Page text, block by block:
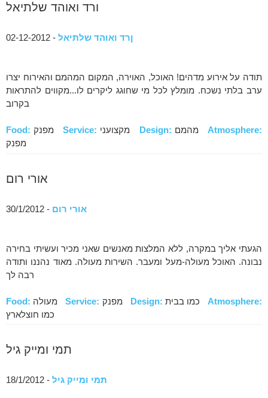
ורד ואוהד שלתיאל
ןרד ואוהד שלתיאל - 02-12-2012
תודה על אירוע מדהים! האוכל, האוירה, המקום המהמם והאירוח יצרו
ערב בלתי נשכח. מומלץ לכל מי שחוגג ליקרים לו...מקווים להתראות
בקרוב
Food: מפנקService: Design: מהמםAtmosphere:
מפנק
אורי רום
אורי רום - 30/1/2012
הגעתי אליך במקרה, ללא המלצות מאנשים שאני מכיר ועשיתי בחירה
נבונה. האוכל מעולה-מעל ומעבר. השירות מעולה. מאוד נהננו ותודה
רבה לך
Food: מעולהService: Design:
Atmosphere:
כמו חוצלארץ
תמי ומייק גיל
תמי ומייק גיל - 18/1/2012